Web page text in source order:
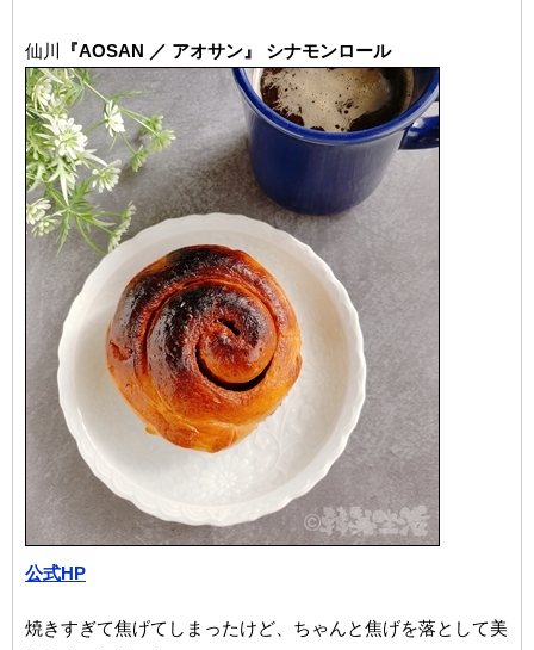
仙川 『AOSAN ／ アオサン』 シナモンロール
公式HP
焼きすぎて焦げてしまったけど、ちゃんと焦げを落として美